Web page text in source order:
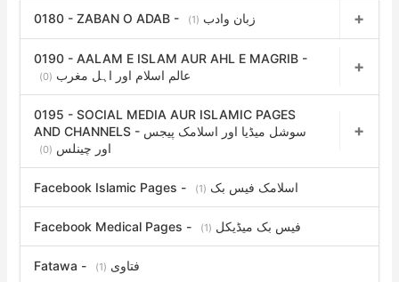
0180 - ZABAN O ADAB - زبان وادب (1)
0190 - AALAM E ISLAM AUR AHL E MAGRIB -
عالم اسلام اور اہل مغرب (0)
0195 - SOCIAL MEDIA AUR ISLAMIC PAGES
AND CHANNELS - سوشل میڈیا اور اسلامک پیجس
اور چینلس (0)
Facebook Islamic Pages - اسلامک فیس بک (1)
Facebook Medical Pages - فیس بک میڈیکل (1)
Fatawa - فتاوی (1)